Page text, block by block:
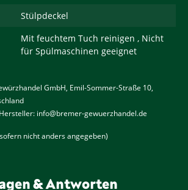
Stülpdeckel
Mit feuchtem Tuch reinigen , Nicht
für Spülmaschinen geeignet
GmbH, Emil-Sommer-Straße 10,
info@bremer-gewuerzhandel.de
nicht anders angegeben)
& Antworten